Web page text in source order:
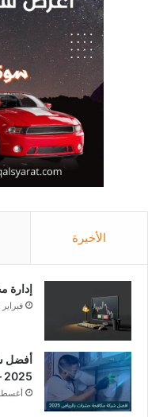
الأخيرة
إدارة
فبراير 18, 2026
أفضل
2025 – عقود سنوية وحلول فعالة
أغسطس 5,